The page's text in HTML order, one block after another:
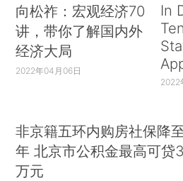
向松祚：宏观经济70
讲，带你了解国内外
经济大局
2022年04月06日
In
2022
非京籍五环内购房社保降
年 北京市公积金最高可贷
万元